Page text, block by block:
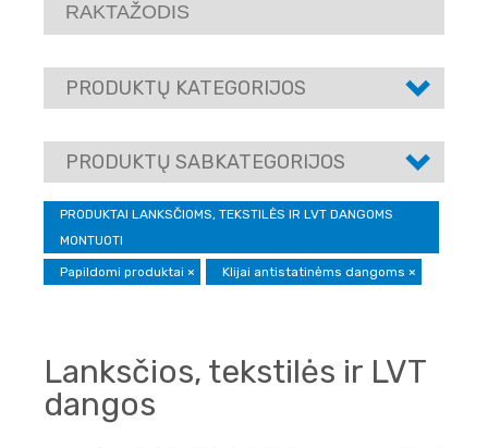
PRODUKTŲ KATEGORIJOS
PRODUKTŲ SABKATEGORIJOS
PRODUKTAI LANKSČIOMS, TEKSTILĖS IR LVT DANGOMS
MONTUOTI
Papildomi produktai × Klijai antistatinėms dangoms ×
Lanksčios, tekstilės ir LVT
dangos